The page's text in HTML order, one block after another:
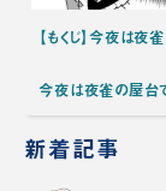
【もくじ】今夜は夜
今夜は夜雀の屋台
新着記事